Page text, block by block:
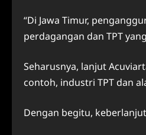
“Di Jawa Timur,
perdagangan dan TPT
Seharusnya, lanjut
contoh, industri TPT dan
Dengan begitu,